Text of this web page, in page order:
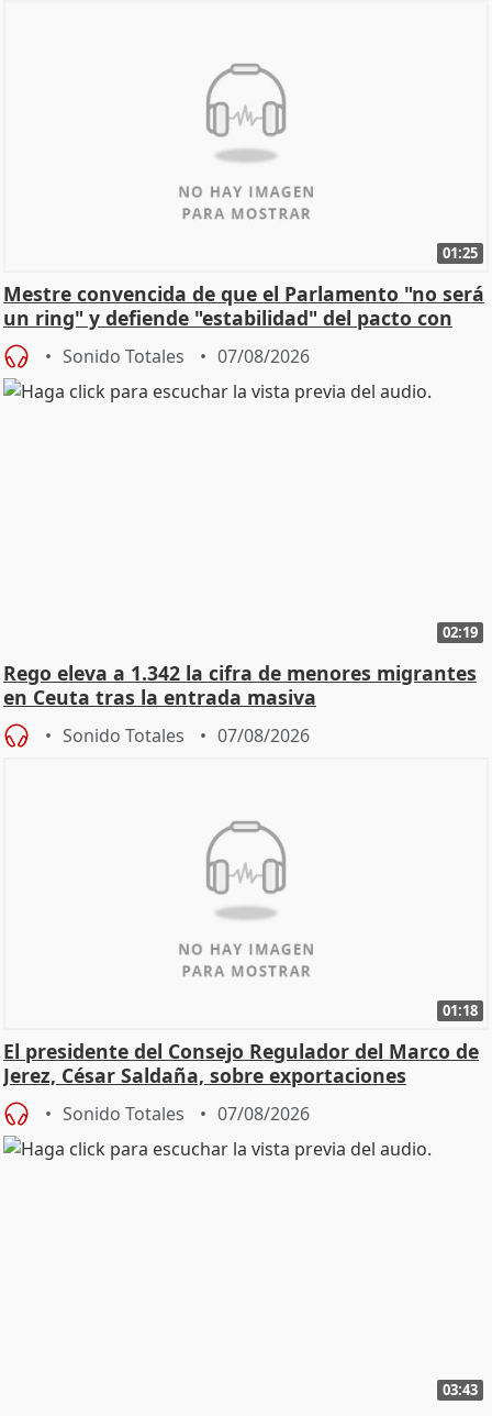
01:25
Mestre convencida de que el Parlamento "no será
un ring" y defiende "estabilidad" del pacto con
Vox
Sonido Totales 07/08/2026
02:19
Rego eleva a 1.342 la cifra de menores migrantes
en Ceuta tras la entrada masiva
Sonido Totales 07/08/2026
01:18
El presidente del Consejo Regulador del Marco de
Jerez, César Saldaña, sobre exportaciones
Sonido Totales 07/08/2026
03:43